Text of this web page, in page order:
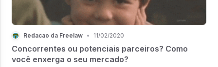
Redacao da Freelaw • 11/02/2020
Concorrentes ou potenciais parceiros? Como
você enxerga o seu mercado?